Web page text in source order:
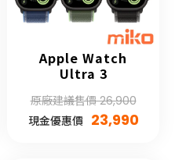
Apple Watch
Ultra 3
原廠建議售價 26,900
現金優惠價 23,990